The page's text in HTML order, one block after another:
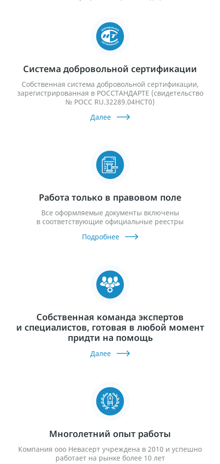
Система добровольной сертификации
Собственная система добровольной сертификации,
зарегистрированная в РОССТАНДАРТЕ (свидетельство
№ РОСС RU.32289.04HCT0)
Далее
Работа только в правовом поле
Все оформляемые документы включены
в соответствующие официальные реестры
Подробнее
Собственная команда экспертов
и специалистов, готовая в любой момент
придти на помощь
Далее
Многолетний опыт работы
Компания ооо Невасерт учреждена в 2010 и успешно
работает на рынке более 10 лет